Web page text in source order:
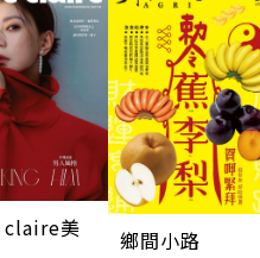
美
鄉間小路